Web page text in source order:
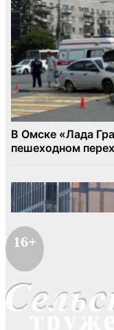
16+